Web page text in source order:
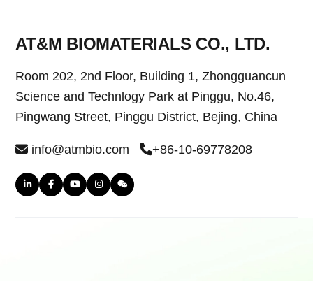
AT&M BIOMATERIALS CO., LTD.
Room 202, 2nd Floor, Building 1, Zhongguancun
Science and Technlogy Park at Pinggu, No.46,
Pingwang Street, Pinggu District, Bejing, China
info@atmbio.com +86-10-69778208